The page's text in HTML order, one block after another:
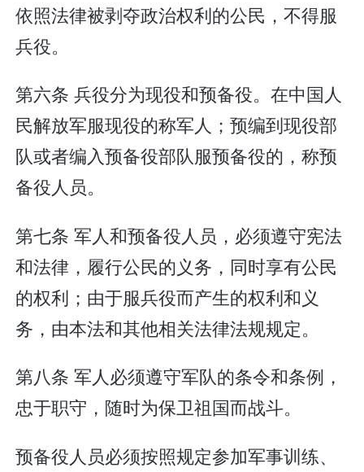
依照法律被剥夺政治权利的公民，不得服
兵役。
第六条 兵役分为现役和预备役。在中国人
民解放军服现役的称军人；预编到现役部
队或者编入预备役部队服预备役的，称预
备役人员。
第七条 军人和预备役人员，必须遵守宪法
和法律，履行公民的义务，同时享有公民
的权利；由于服兵役而产生的权利和义
务，由本法和其他相关法律法规规定。
第八条 军人必须遵守军队的条令和条例，
忠于职守，随时为保卫祖国而战斗。
预备役人员必须按照规定参加军事训练、